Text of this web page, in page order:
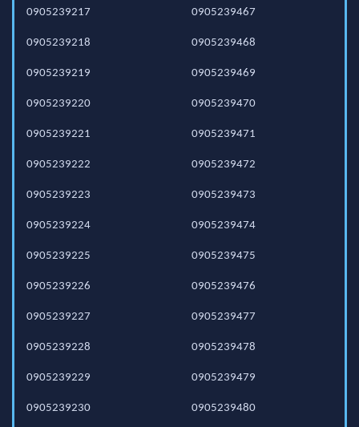
0905239217
0905239218
0905239219
0905239220
0905239221
0905239222
0905239223
0905239224
0905239225
0905239226
0905239227
0905239228
0905239229
0905239230
0905239467
0905239468
0905239469
0905239470
0905239471
0905239472
0905239473
0905239474
0905239475
0905239476
0905239477
0905239478
0905239479
0905239480